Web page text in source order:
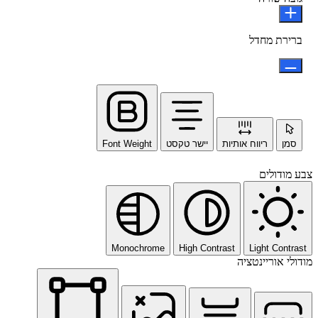
ברירת מחדל
סמן ריווח אותיות יישר טקסט Font Weight
צבע מודולים
Light Contrast
High Contrast
Monochrome
מודולי אוריינטציה